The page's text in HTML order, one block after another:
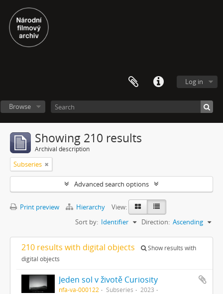
Log in
Browse
Showing 210 results
Archival description
Subseries
Advanced search options
Print preview Hierarchy
View:
Sort by: Identifier Direction: Ascending
210 results with digital objects
Show results with
digital objects
Jeden sol v životě Curiosity
nfa-va-000122 Subseries
2023